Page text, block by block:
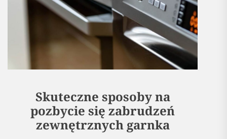
Skuteczne sposoby na
pozbycie się zabrudzeń
zewnętrznych garnka